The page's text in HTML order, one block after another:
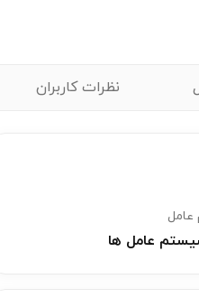
نظرات کاربران
عامل ها